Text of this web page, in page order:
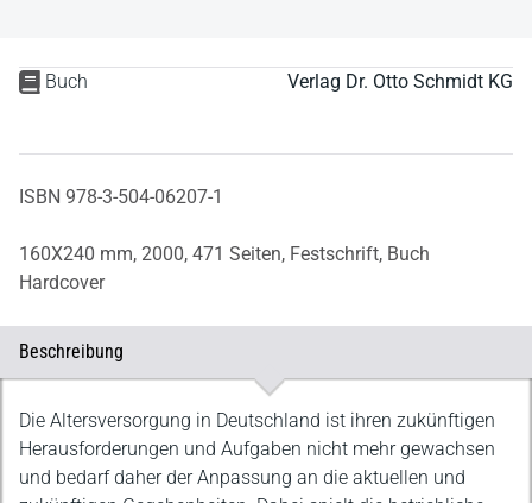
Buch Verlag Dr. Otto Schmidt KG
ISBN 978-3-504-06207-1
160X240 mm, 2000, 471 Seiten, Festschrift, Buch
Hardcover
Beschreibung
Beschreibung
Die Altersversorgung in Deutschland ist ihren zukünftigen
Herausforderungen und Aufgaben nicht mehr gewachsen
und bedarf daher der Anpassung an die aktuellen und